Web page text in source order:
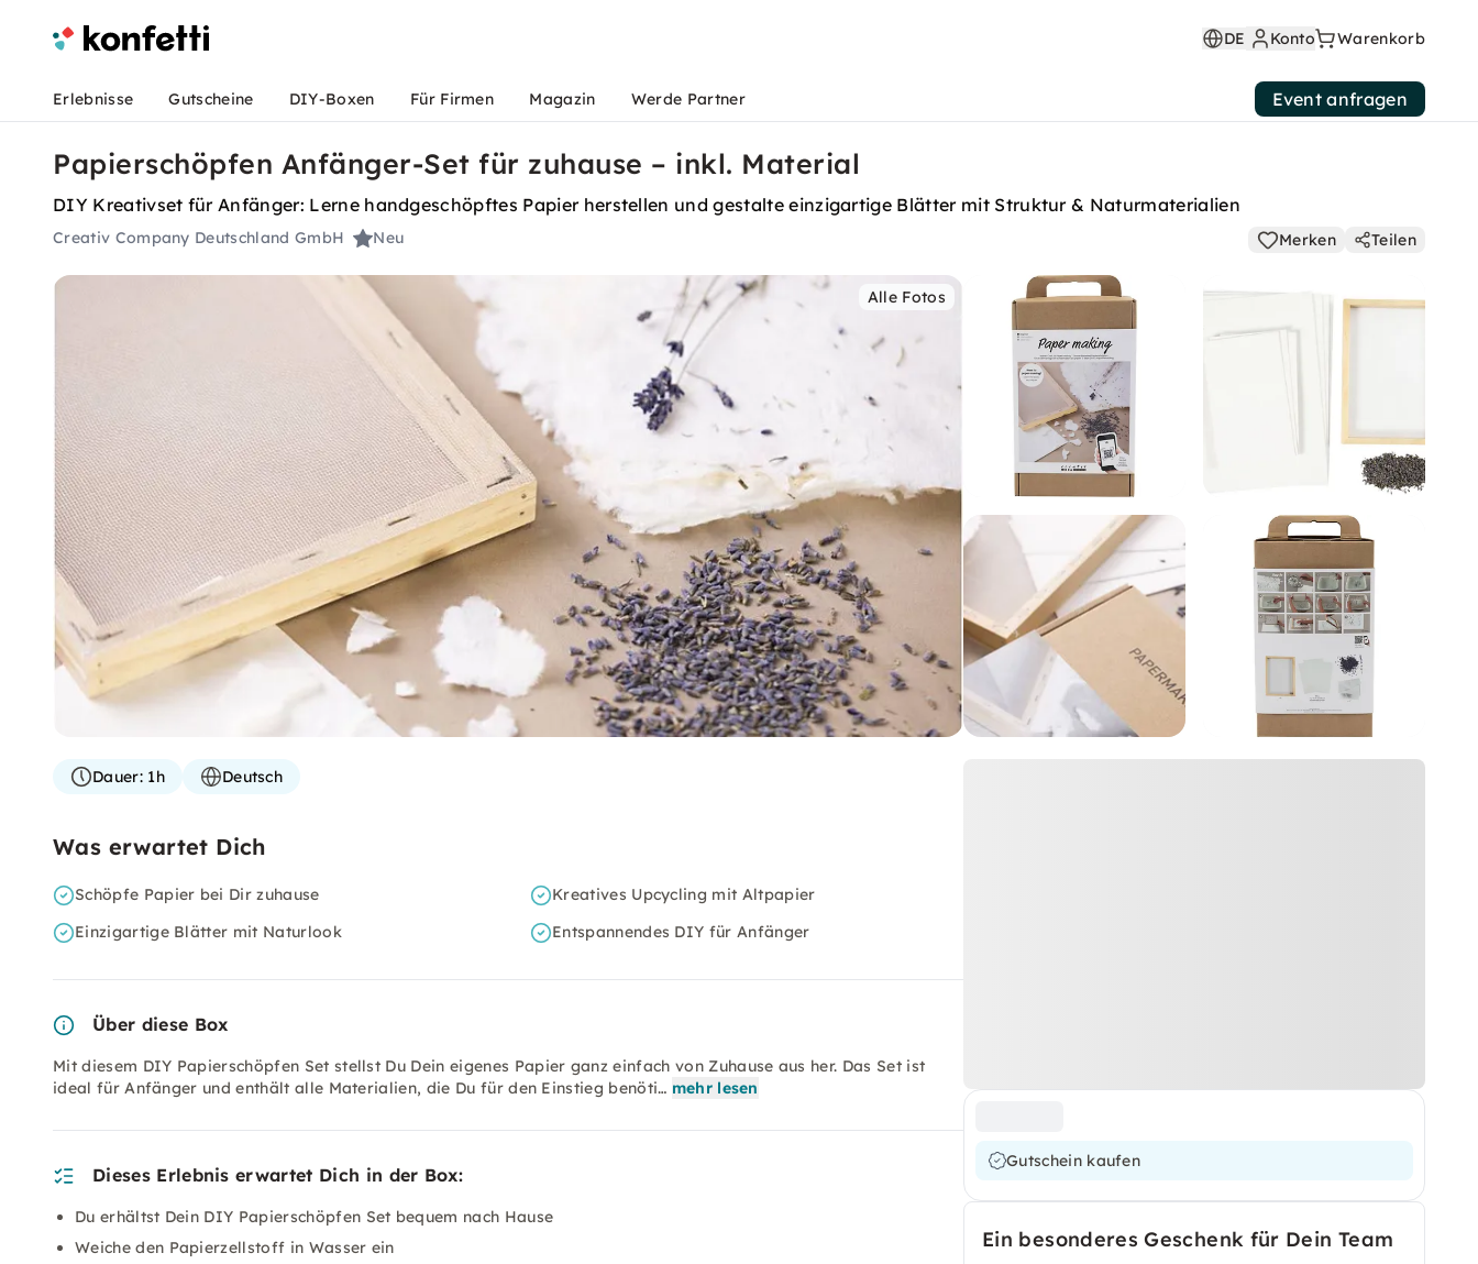
DE Konto Warenkorb
Erlebnisse Gutscheine DIY-Boxen Für Firmen Magazin Werde Partner Event anfragen
Papierschöpfen Anfänger-Set für zuhause – inkl. Material
DIY Kreativset für Anfänger: Lerne handgeschöpftes Papier herstellen und gestalte einzigartige Blätter mit Struktur & Naturmaterialien
Creativ Company Deutschland GmbH Neu Merken Teilen
Alle Fotos
Gutschein kaufen
Ein besonderes Geschenk für Dein Team
Dauer:1h Deutsch
Was erwartet Dich
Schöpfe Papier bei Dir zuhause
Kreatives Upcycling mit Altpapier
Einzigartige Blätter mit Naturlook
Entspannendes DIY für Anfänger
Über diese Box
Mit diesem DIY Papierschöpfen Set stellst Du Dein eigenes Papier ganz einfach von Zuhause aus her. Das Set ist
ideal für Anfänger und enthält alle Materialien, die Du für den Einstieg benöti… mehr lesen
Dieses Erlebnis erwartet Dich in der Box:
Du erhältst Dein DIY Papierschöpfen Set bequem nach Hause
Weiche den Papierzellstoff in Wasser ein